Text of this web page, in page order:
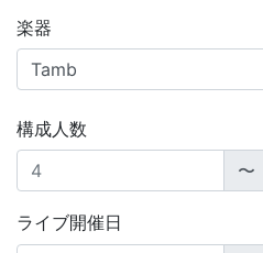
楽器
構成人数
〜
ライブ開催日